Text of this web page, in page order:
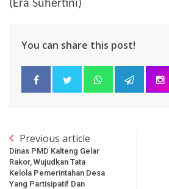
(Era Suhertini)
You can share this post!
Previous article
Dinas PMD Kalteng Gelar
Rakor, Wujudkan Tata
Kelola Pemerintahan Desa
Yang Partisipatif Dan